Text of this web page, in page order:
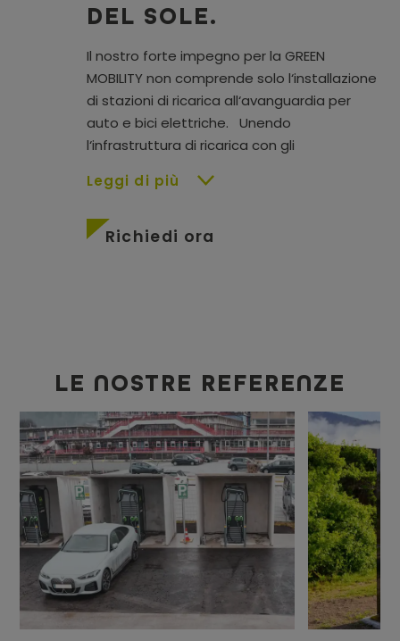
DEL SOLE.
Il nostro forte impegno per la GREEN
MOBILITY non comprende solo l‘installazione
di stazioni di ricarica all‘avanguardia per
auto e bici elettriche.
Unendo
l‘infrastruttura di ricarica con gli
Leggi di più
Richiedi ora
LE NOSTRE REFERENZE